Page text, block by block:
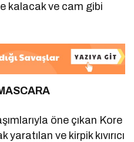
kalacak ve cam gibi
öne çıkan Kore
ve kirpik kıvırıcı